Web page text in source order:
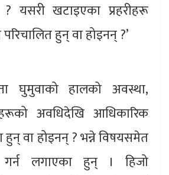
यसरी खटाइएका प्रहरीहरू
हुन् वा होइनन् ?’
घुमुवाको हालको अवस्था,
अवधिदेखि आधिकारिक
वा होइनन् ? भन्ने विषयसमेत
लगाएका हुन् । हिजो